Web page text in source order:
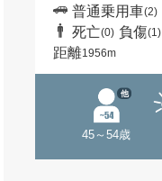
普通乗用車(2)
死亡(0) 負傷(1)
距離1956m
45～54歳
他